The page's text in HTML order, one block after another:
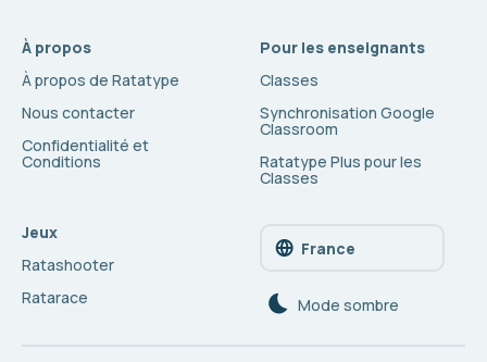
À propos
À propos de Ratatype
Nous contacter
Confidentialité et
Conditions
Pour les enseignants
Classes
Synchronisation Google
Classroom
Ratatype Plus pour les
Classes
Jeux
Ratashooter
Ratarace
France
Mode sombre